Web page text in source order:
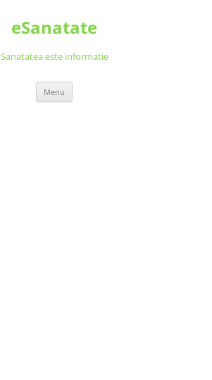
eSanatate
Sanatatea este informatie
Menu